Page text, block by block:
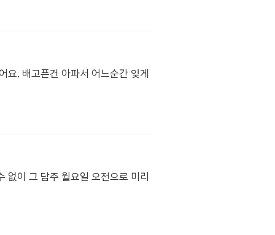
. 배고픈건 아파서 어느순간 잊게
없이 그 담주 월요일 오전으로 미리